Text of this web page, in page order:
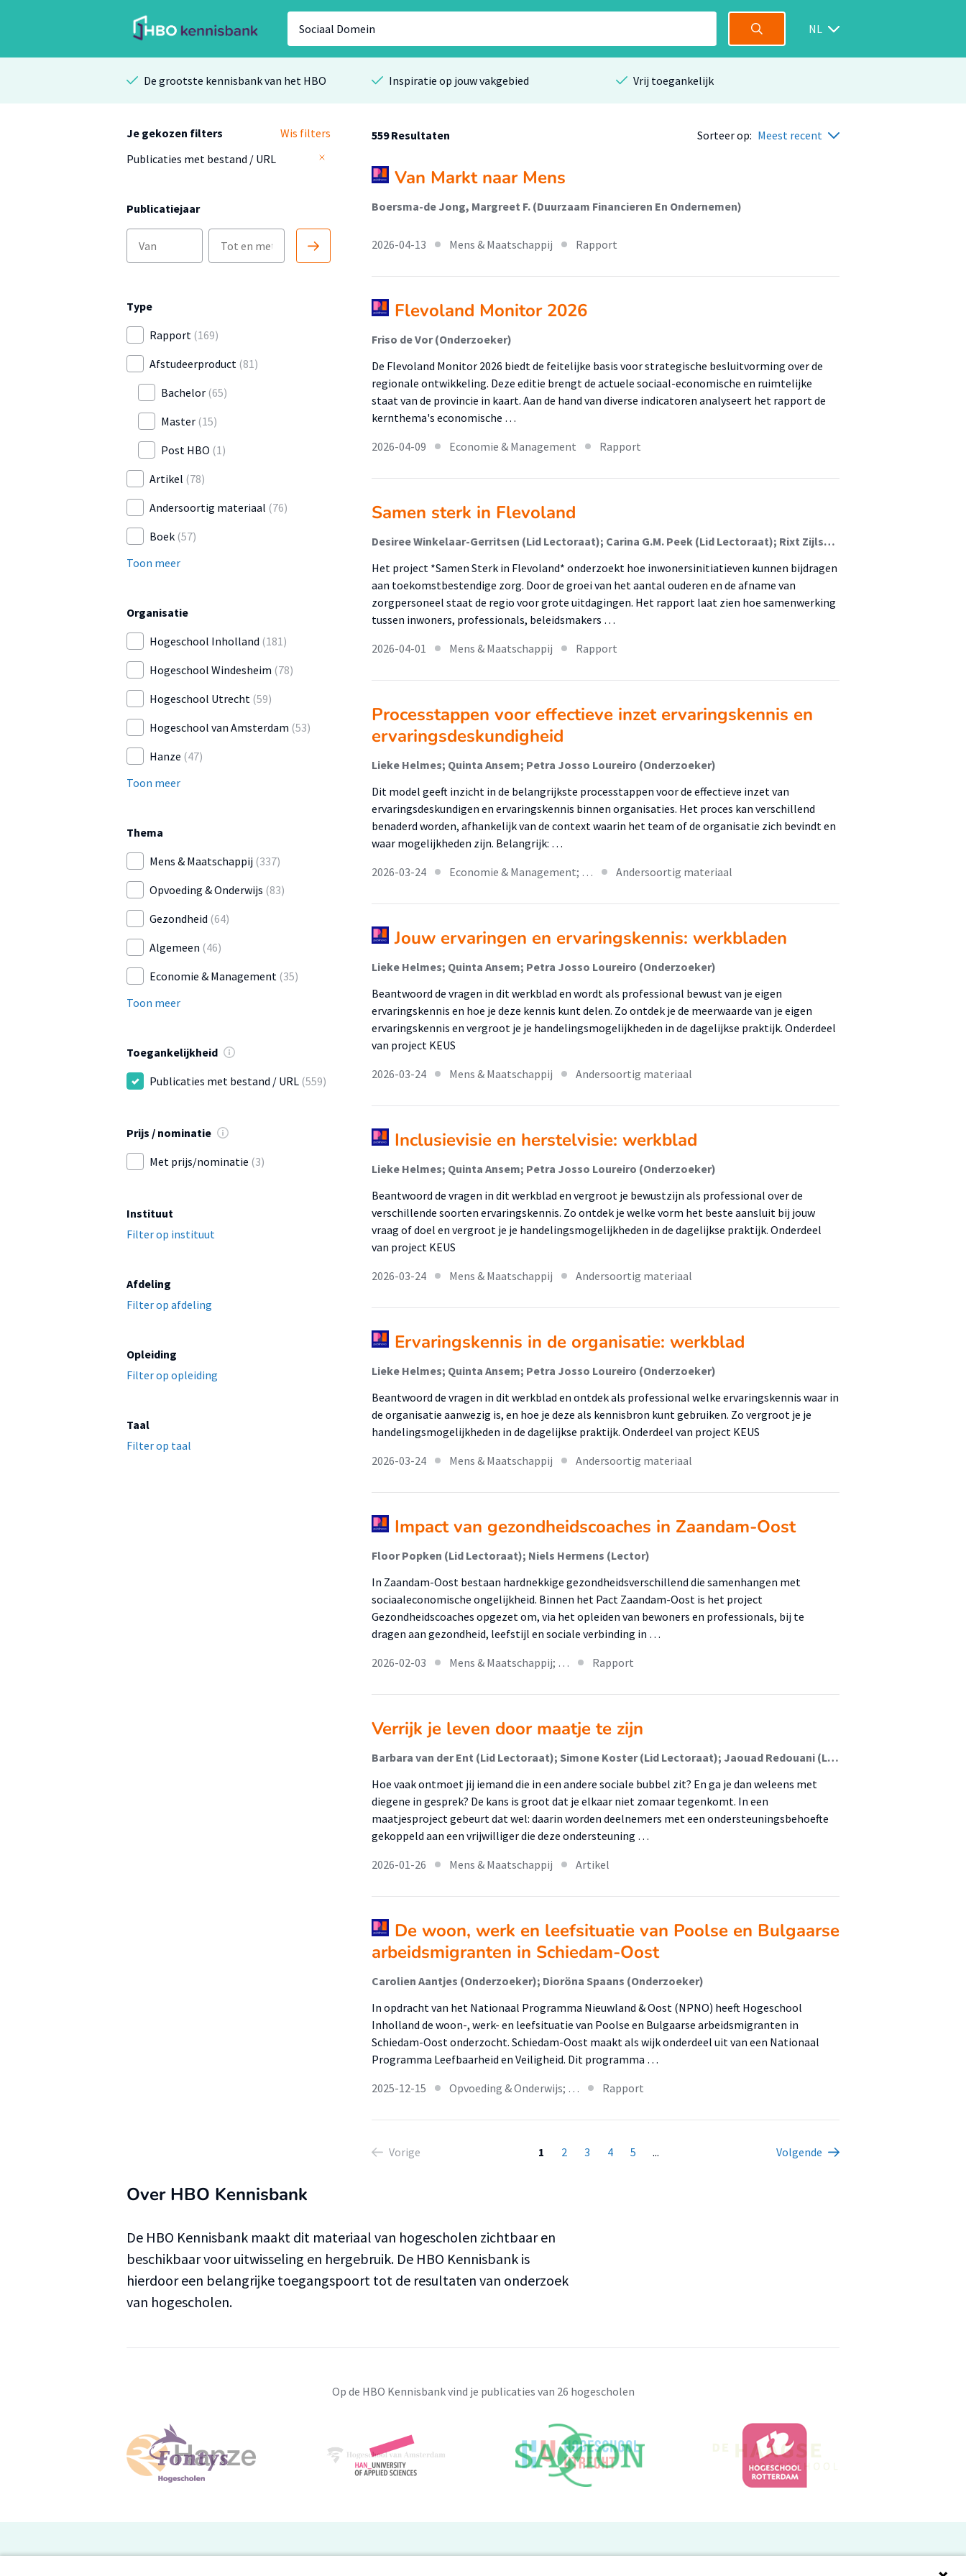
NL
De grootste kennisbank van het HBO Inspiratie op jouw vakgebied Vrij toegankelijk
Je gekozen filters
Wis filters
Publicaties met bestand / URL
Publicatiejaar
Type
Rapport (169)
Afstudeerproduct (81)
Bachelor (65)
Master (15)
Post HBO (1)
Artikel (78)
Andersoortig materiaal (76)
Boek (57)
Toon meer
Organisatie
Hogeschool Inholland (181)
Hogeschool Windesheim (78)
Hogeschool Utrecht (59)
Hogeschool van Amsterdam (53)
Hanze (47)
Toon meer
Thema
Mens & Maatschappij (337)
Opvoeding & Onderwijs (83)
Gezondheid (64)
Algemeen (46)
Economie & Management (35)
Toon meer
Toegankelijkheid
Publicaties met bestand / URL (559)
Prijs / nominatie
Met prijs/nominatie (3)
Instituut
Filter op instituut
Afdeling
Filter op afdeling
Opleiding
Filter op opleiding
Taal
Filter op taal
559 Resultaten Sorteer op: Meest recent
Van Markt naar Mens
Boersma-de Jong, Margreet F. (Duurzaam Financieren En Ondernemen)
2026-04-13 Mens & Maatschappij Rapport
Flevoland Monitor 2026
Friso de Vor (Onderzoeker)
De Flevoland Monitor 2026 biedt de feitelijke basis voor strategische besluitvorming over de
regionale ontwikkeling. Deze editie brengt de actuele sociaal-economische en ruimtelijke
staat van de provincie in kaart. Aan de hand van diverse indicatoren analyseert het rapport de
kernthema's economische …
2026-04-09
Economie & Management Rapport
Samen sterk in Flevoland
Desiree Winkelaar-Gerritsen (Lid Lectoraat); Carina G.M. Peek (Lid Lectoraat); Rixt Zijlstra (Associate Lector)
Het project *Samen Sterk in Flevoland* onderzoekt hoe inwonersinitiatieven kunnen bijdragen
aan toekomstbestendige zorg. Door de groei van het aantal ouderen en de afname van
zorgpersoneel staat de regio voor grote uitdagingen. Het rapport laat zien hoe samenwerking
tussen inwoners, professionals, beleidsmakers …
2026-04-01
Mens & Maatschappij Rapport
Processtappen voor effectieve inzet ervaringskennis en
ervaringsdeskundigheid
Lieke Helmes; Quinta Ansem; Petra Josso Loureiro (Onderzoeker)
Dit model geeft inzicht in de belangrijkste processtappen voor de effectieve inzet van
ervaringsdeskundigen en ervaringskennis binnen organisaties. Het proces kan verschillend
benaderd worden, afhankelijk van de context waarin het team of de organisatie zich bevindt en
waar mogelijkheden zijn. Belangrijk: …
2026-03-24
Economie & Management; … Andersoortig materiaal
Jouw ervaringen en ervaringskennis: werkbladen
Lieke Helmes; Quinta Ansem; Petra Josso Loureiro (Onderzoeker)
Beantwoord de vragen in dit werkblad en wordt als professional bewust van je eigen
ervaringskennis en hoe je deze kennis kunt delen. Zo ontdek je de meerwaarde van je eigen
ervaringskennis en vergroot je je handelingsmogelijkheden in de dagelijkse praktijk. Onderdeel
van project KEUS
2026-03-24
Mens & Maatschappij Andersoortig materiaal
Inclusievisie en herstelvisie: werkblad
Lieke Helmes; Quinta Ansem; Petra Josso Loureiro (Onderzoeker)
Beantwoord de vragen in dit werkblad en vergroot je bewustzijn als professional over de
verschillende soorten ervaringskennis. Zo ontdek je welke vorm het beste aansluit bij jouw
vraag of doel en vergroot je je handelingsmogelijkheden in de dagelijkse praktijk. Onderdeel
van project KEUS
2026-03-24
Mens & Maatschappij Andersoortig materiaal
Ervaringskennis in de organisatie: werkblad
Lieke Helmes; Quinta Ansem; Petra Josso Loureiro (Onderzoeker)
Beantwoord de vragen in dit werkblad en ontdek als professional welke ervaringskennis waar in
de organisatie aanwezig is, en hoe je deze als kennisbron kunt gebruiken. Zo vergroot je je
handelingsmogelijkheden in de dagelijkse praktijk. Onderdeel van project KEUS
2026-03-24
Mens & Maatschappij Andersoortig materiaal
Impact van gezondheidscoaches in Zaandam-Oost
Floor Popken (Lid Lectoraat); Niels Hermens (Lector)
In Zaandam-Oost bestaan hardnekkige gezondheidsverschillend die samenhangen met
sociaaleconomische ongelijkheid. Binnen het Pact Zaandam-Oost is het project
Gezondheidscoaches opgezet om, via het opleiden van bewoners en professionals, bij te
dragen aan gezondheid, leefstijl en sociale verbinding in …
2026-02-03
Mens & Maatschappij; … Rapport
Verrijk je leven door maatje te zijn
Barbara van der Ent (Lid Lectoraat); Simone Koster (Lid Lectoraat); Jaouad Redouani (Lid Lectoraat)
Hoe vaak ontmoet jij iemand die in een andere sociale bubbel zit? En ga je dan weleens met
diegene in gesprek? De kans is groot dat je elkaar niet zomaar tegenkomt. In een
maatjesproject gebeurt dat wel: daarin worden deelnemers met een ondersteuningsbehoefte
gekoppeld aan een vrijwilliger die deze ondersteuning …
2026-01-26
Mens & Maatschappij Artikel
De woon, werk en leefsituatie van Poolse en Bulgaarse
arbeidsmigranten in Schiedam-Oost
Carolien Aantjes (Onderzoeker); Dioröna Spaans (Onderzoeker)
In opdracht van het Nationaal Programma Nieuwland & Oost (NPNO) heeft Hogeschool
Inholland de woon-, werk- en leefsituatie van Poolse en Bulgaarse arbeidsmigranten in
Schiedam-Oost onderzocht. Schiedam-Oost maakt als wijk onderdeel uit van een Nationaal
Programma Leefbaarheid en Veiligheid. Dit programma …
2025-12-15
Opvoeding & Onderwijs; … Rapport
Vorige 1 2 3 4 5 ... Volgende
Over HBO Kennisbank
De HBO Kennisbank maakt dit materiaal van hogescholen zichtbaar en
beschikbaar voor uitwisseling en hergebruik. De HBO Kennisbank is
hierdoor een belangrijke toegangspoort tot de resultaten van onderzoek
van hogescholen.
Op de HBO Kennisbank vind je publicaties van 26 hogescholen